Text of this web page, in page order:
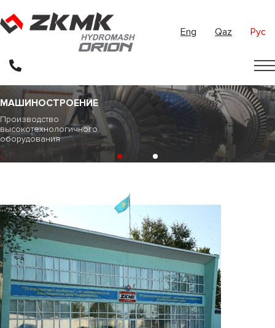
Eng Qaz Рус
МАШИНОСТРОЕНИЕ
Производство
высокотехнологичного
оборудования